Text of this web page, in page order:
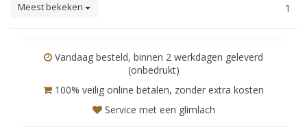
Meest bekeken 1
Vandaag besteld, binnen 2 werkdagen geleverd
(onbedrukt)
100% veilig online betalen, zonder extra kosten
Service met een glimlach